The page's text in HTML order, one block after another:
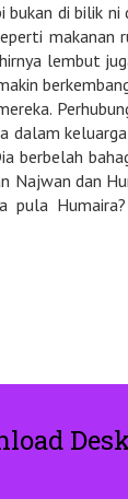
di bilik
lembut
dalam
berbelah
Najwan dan
pula